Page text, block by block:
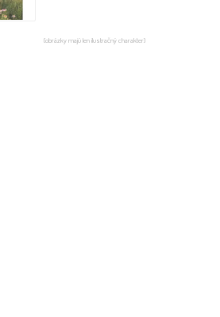
(obrázky majú len ilustračný charakter)